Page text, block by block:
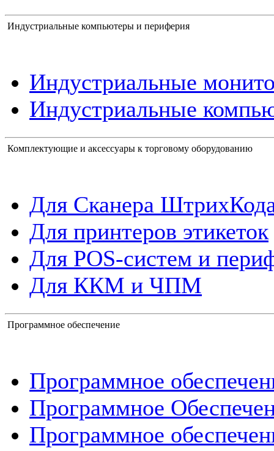
Индустриальные компьютеры и периферия
Индустриальные
Индустриальные
Комплектующие и аксессуары к торговому оборудованию
Для Сканера
Для принтеров этикеток
Для POS-систем и
Для ККМ и ЧПМ
Программное обеспечение
Программное
Программное
Программное